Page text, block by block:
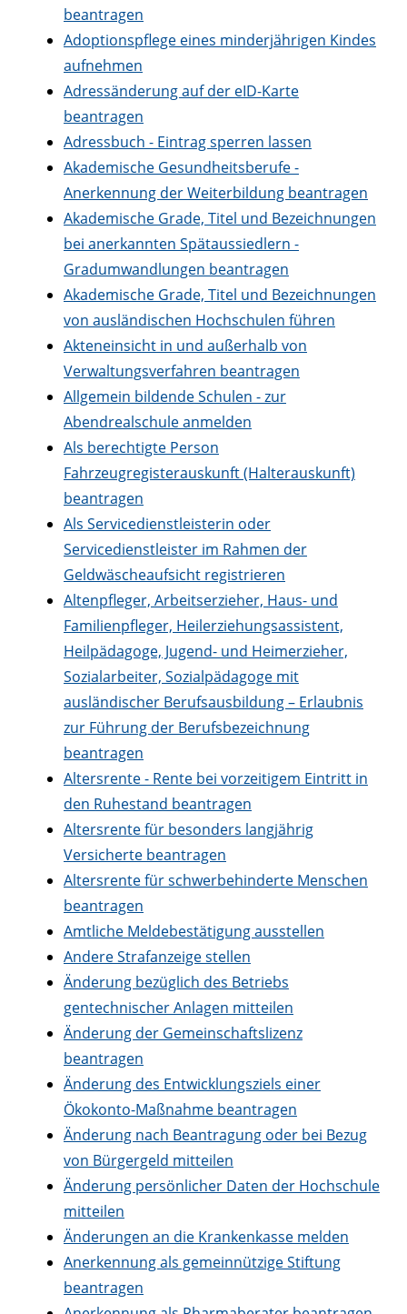
beantragen
Adoptionspflege eines minderjährigen Kindes
aufnehmen
Adressänderung auf der eID-Karte
beantragen
Adressbuch - Eintrag sperren lassen
Akademische Gesundheitsberufe -
Anerkennung der Weiterbildung beantragen
Akademische Grade, Titel und Bezeichnungen
bei anerkannten Spätaussiedlern -
Gradumwandlungen beantragen
Akademische Grade, Titel und Bezeichnungen
von ausländischen Hochschulen führen
Akteneinsicht in und außerhalb von
Verwaltungsverfahren beantragen
Allgemein bildende Schulen - zur
Abendrealschule anmelden
Als berechtigte Person
Fahrzeugregisterauskunft (Halterauskunft)
beantragen
Als Servicedienstleisterin oder
Servicedienstleister im Rahmen der
Geldwäscheaufsicht registrieren
Altenpfleger, Arbeitserzieher, Haus- und
Familienpfleger, Heilerziehungsassistent,
Heilpädagoge, Jugend- und Heimerzieher,
Sozialarbeiter, Sozialpädagoge mit
ausländischer Berufsausbildung – Erlaubnis
zur Führung der Berufsbezeichnung
beantragen
Altersrente - Rente bei vorzeitigem Eintritt in
den Ruhestand beantragen
Altersrente für besonders langjährig
Versicherte beantragen
Altersrente für schwerbehinderte Menschen
beantragen
Amtliche Meldebestätigung ausstellen
Andere Strafanzeige stellen
Änderung bezüglich des Betriebs
gentechnischer Anlagen mitteilen
Änderung der Gemeinschaftslizenz
beantragen
Änderung des Entwicklungsziels einer
Ökokonto-Maßnahme beantragen
Änderung nach Beantragung oder bei Bezug
von Bürgergeld mitteilen
Änderung persönlicher Daten der Hochschule
mitteilen
Änderungen an die Krankenkasse melden
Anerkennung als gemeinnützige Stiftung
beantragen